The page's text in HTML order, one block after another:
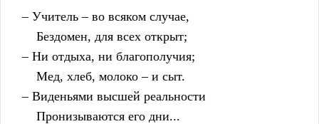
    – Учитель – во всяком случае,
        Бездомен, для всех открыт;
    – Ни отдыха, ни благополучия;
        Мед, хлеб, молоко – и сыт.
    – Виденьями высшей реальности
        Пронизываются его дни...